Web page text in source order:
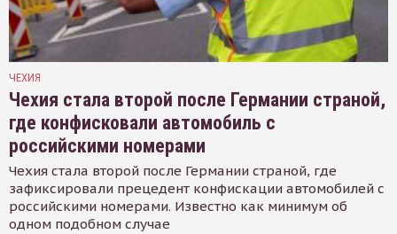
ЧЕХИЯ
Чехия стала второй после Германии страной,
где конфисковали автомобиль с
российскими номерами
Чехия стала второй после Германии страной, где
зафиксировали прецедент конфискации автомобилей с
российскими номерами. Известно как минимум об
одном подобном случае